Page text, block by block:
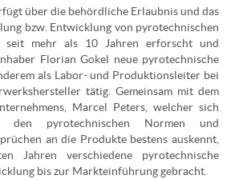
über die behördliche Erlaubnis und das
bzw. Entwicklung von pyrotechnischen
seit mehr als 10 Jahren erforscht und
Florian Gokel neue pyrotechnische
als Labor- und Produktionsleiter bei
tätig. Gemeinsam mit dem
Marcel Peters, welcher sich
pyrotechnischen Normen und
an die Produkte bestens auskennt,
Jahren verschiedene pyrotechnische
bis zur Markteinführung gebracht.